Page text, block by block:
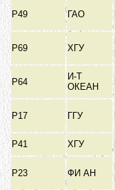
Р49 ГАО
Р69 ХГУ
Р64
И-Т
ОКЕАН
Р17 ГГУ
Р41
ХГУ
Р23 ФИ АН